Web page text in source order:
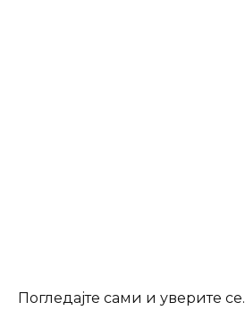
Погледајте сами и уверите се.